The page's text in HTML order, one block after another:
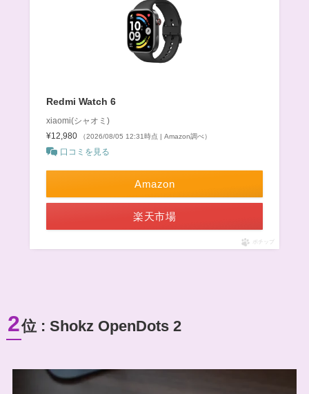
Redmi Watch 6
xiaomi(シャオミ)
¥12,980
（2026/08/05 12:31時点 | Amazon調べ）
口コミを見る
Amazon
楽天市場
ポチップ
2位 : Shokz OpenDots 2